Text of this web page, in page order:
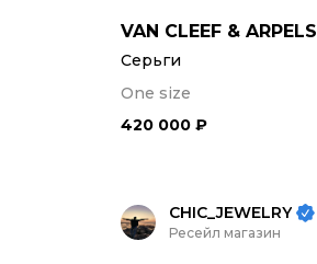
VAN CLEEF & ARPELS
Серьги
One size
420 000 ₽
CHIC_JEWELRY
Ресейл магазин